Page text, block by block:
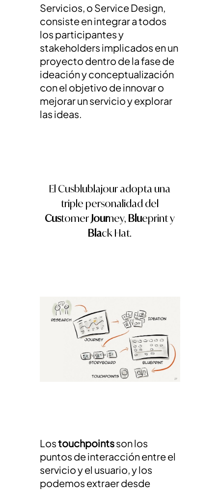
Servicios, o Service Design,
consiste en integrar a todos
los participantes y
stakeholders implicados en un
proyecto dentro de la fase de
ideación y conceptualización
con el objetivo de innovar o
mejorar un servicio y explorar
las ideas.
El Cusblublajour adopta una
triple personalidad del
Customer Journey, Blueprint y
Black Hat.
Lostouchpointsson los
puntos de interacción entre el
servicio y el usuario, y los
podemos extraer desde